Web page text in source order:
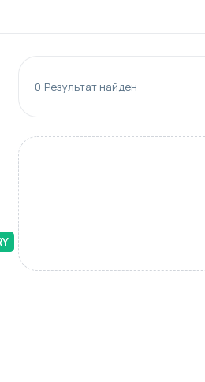
0 Результат найден